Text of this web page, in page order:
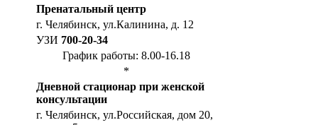
Пренатальный центр
г. Челябинск, ул.Калинина, д. 12
УЗИ 700-20-34
График работы: 8.00-16.18
*
Дневной стационар при женской
консультации
г. Челябинск, ул.Российская, дом 20,